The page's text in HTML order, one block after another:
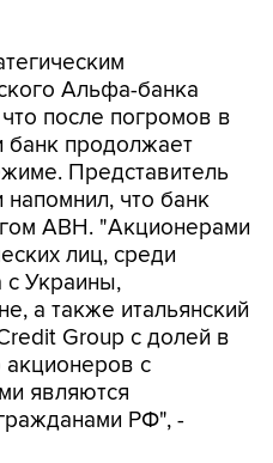
Альфа-банка
после погромов в
банк продолжает
Представитель
напомнил, что банк
ABH. "Акционерами
лиц, среди
с Украины,
а также итальянский
Group с долей в
акционеров с
являются
РФ", -